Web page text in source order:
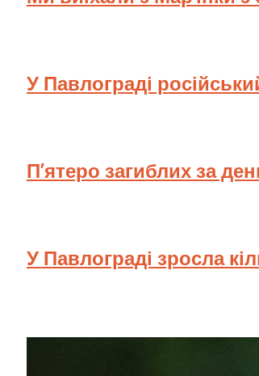
У Павлограді
П’ятеро загиблих за
У Павлограді зросла